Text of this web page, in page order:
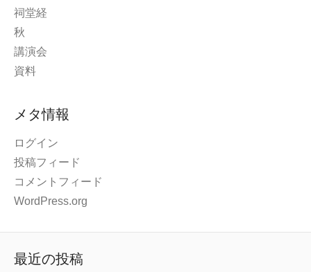
祠堂経
秋
講演会
資料
メタ情報
ログイン
投稿フィード
コメントフィード
WordPress.org
最近の投稿